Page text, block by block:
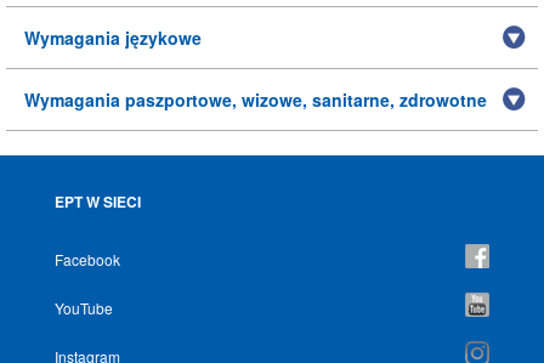
Wymagania językowe
Wymagania paszportowe, wizowe, sanitarne, zdrowotne
EPT W SIECI
Facebook
YouTube
Instagram